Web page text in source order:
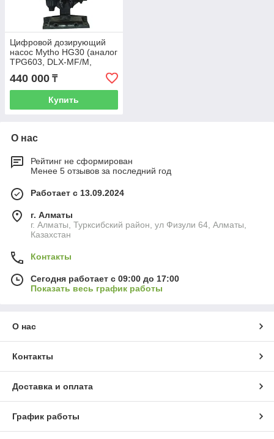
Цифровой дозирующий
насос Mytho HG30 (аналог
TPG603, DLX-MF/M,
KMSMF1005)
440 000 ₸
Купить
О нас
Рейтинг не сформирован
Менее 5 отзывов за последний год
Работает с 13.09.2024
г. Алматы
г. Алматы, Турксибский район, ул Физули 64, Алматы,
Казахстан
Контакты
Сегодня работает с 09:00 до 17:00
Показать весь график работы
О нас
Контакты
Доставка и оплата
График работы